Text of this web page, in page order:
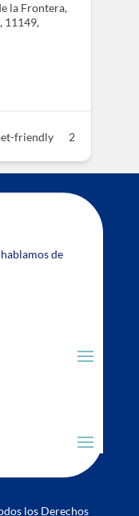
la Frontera,
11149,
friendly 2
de
los Derechos